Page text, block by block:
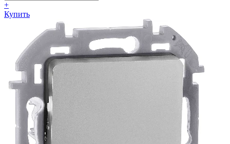
+
Купить